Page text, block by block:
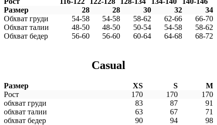
Размер
28 28 30 32
34
Обхват груди
54-58 54-58 58-62 62-66
66-70
Обхват талии
48-50 48-50 50-54 54-58
58-62
Обхват бедер
56-60 56-60 60-64 64-68 68-72
Casual
Размер XS S
M
Рост
170 170
170
обхват груди
83 87
91
обхват талии
63 67
71
обхват бедер
90 94 98